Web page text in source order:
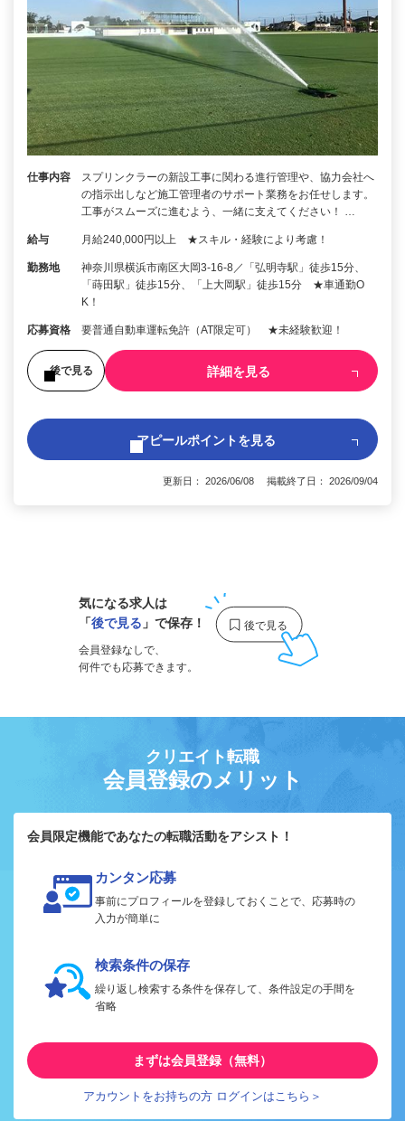
仕事内容
スプリンクラーの新設工事に関わる進行管理や、協力会社へ
の指示出しなど施工管理者のサポート業務をお任せします。
工事がスムーズに進むよう、一緒に支えてください！ …
給与 月給240,000円以上 ★スキル・経験により考慮！
勤務地
神奈川県横浜市南区大岡3-16-8／「弘明寺駅」徒歩15分、
「蒔田駅」徒歩15分、「上大岡駅」徒歩15分 ★車通勤O
K！
応募資格 要普通自動車運転免許（AT限定可） ★未経験歓迎！
後で見る 詳細を見る
アピールポイントを見る
更新日： 2026/06/08 掲載終了日： 2026/09/04
気になる求人は
「後で見る 」で保存！
会員登録なしで、
何件でも応募できます。
クリエイト転職
会員登録のメリット
会員限定機能であなたの転職活動をアシスト！
カンタン応募
事前にプロフィールを登録しておくことで、応募時の
入力が簡単に
検索条件の保存
繰り返し検索する条件を保存して、条件設定の手間を
省略
まずは会員登録（無料）
アカウントをお持ちの方 ログインはこちら＞